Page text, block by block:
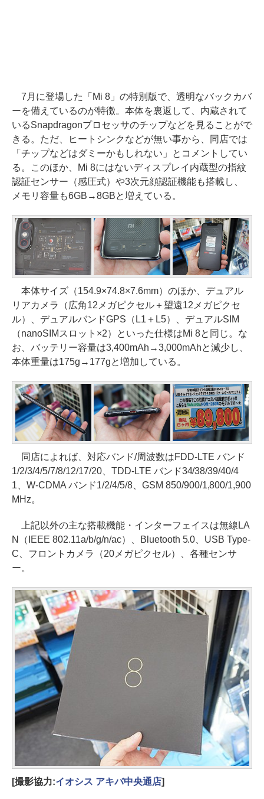
7月に登場した「Mi 8」の特別版で、透明なバックカバ
ーを備えているのが特徴。本体を裏返して、内蔵されて
いるSnapdragonプロセッサのチップなどを見ることがで
きる。ただ、ヒートシンクなどが無い事から、同店では
「チップなどはダミーかもしれない」とコメントしてい
る。このほか、Mi 8にはないディスプレイ内蔵型の指紋
認証センサー（感圧式）や3次元顔認証機能も搭載し、
メモリ容量も6GB→8GBと増えている。
本体サイズ（154.9×74.8×7.6mm）のほか、デュアル
リアカメラ（広角12メガピクセル＋望遠12メガピクセ
ル）、デュアルバンドGPS（L1＋L5）、デュアルSIM
（nanoSIMスロット×2）といった仕様はMi 8と同じ。な
お、バッテリー容量は3,400mAh→3,000mAhと減少し、
本体重量は175g→177gと増加している。
同店によれば、対応バンド/周波数はFDD-LTE バンド
1/2/3/4/5/7/8/12/17/20、TDD-LTE バンド34/38/39/40/4
1、W-CDMA バンド1/2/4/5/8、GSM 850/900/1,800/1,900
MHz。
上記以外の主な搭載機能・インターフェイスは無線LA
N（IEEE 802.11a/b/g/n/ac）、Bluetooth 5.0、USB Type-
C、フロントカメラ（20メガピクセル）、各種センサ
ー。
[撮影協力:イオシス アキバ中央通店]